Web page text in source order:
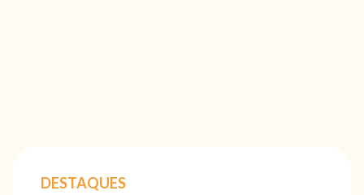
DESTAQUES